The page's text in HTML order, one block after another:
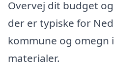
Overvej dit budget
der er typiske for
kommune og omegn
materialer.